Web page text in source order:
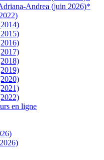
Andrea (juin 2026)*
en ligne